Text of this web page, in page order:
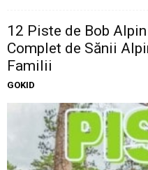
12 Piste de Bob
Complet de Sănii
Familii
GOKID